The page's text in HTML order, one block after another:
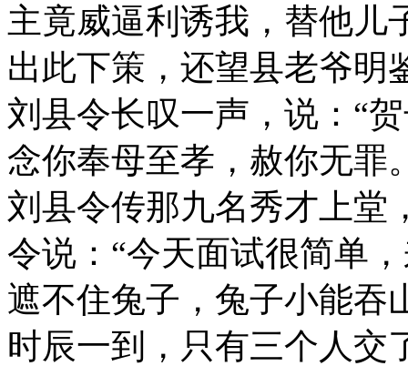
主竟威逼利诱我，替他儿
出此下策，还望县老爷明
刘县令长叹一声，说：“
念你奉母至孝，赦你无罪
刘县令传那九名秀才上堂
令说：“今天面试很简单
遮不住兔子，兔子小能吞
时辰一到，只有三个人交